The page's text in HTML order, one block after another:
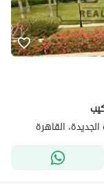
القاهرة